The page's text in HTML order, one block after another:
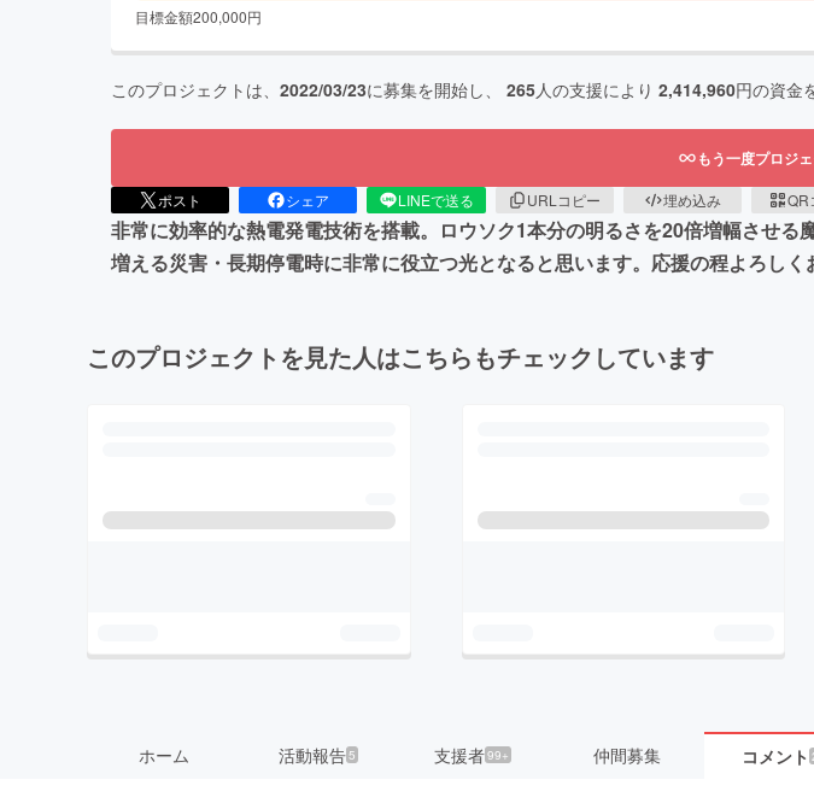
目標金額200,000円
このプロジェクトは、 2022/03/23に募集を開始し、 265人の支援により 2,414,960円の資金
もう一度プロジ
ポスト シェア LINEで送る URLコピー 埋め込み QR
非常に効率的な熱電発電技術を搭載。ロウソク1本分の明るさを20倍増幅させ
増える災害・長期停電時に非常に役立つ光となると思います。応援の程よろしく
このプロジェクトを見た人はこちらもチェックしています
ホーム 活動報告5 支援者99+ 仲間募集 コメント